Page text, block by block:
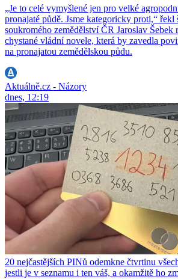
„Je to celé vymyšlené jen pro velké
pronajaté půdě. Jsme kategoricky proti,“ řekl
soukromého zemědělství ČR Jaroslav
chystané vládní novele, která by zavedla
na pronajatou zemědělskou půdu.
Aktuálně.cz - Názory
dnes, 12:19
20 nejčastějších PINů odemkne čtvrtinu
jestli je v seznamu i ten váš, a okamžitě ho